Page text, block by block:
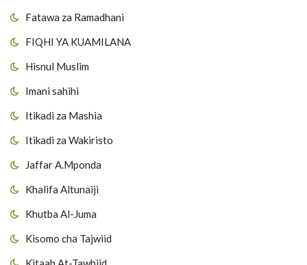
Fatawa za Ramadhani
FIQHI YA KUAMILANA
Hisnul Muslim
Imani sahihi
Itikadi za Mashia
Itikadi za Wakiristo
Jaffar A.Mponda
Khalifa Altunaiji
Khutba Al-Juma
Kisomo cha Tajwiid